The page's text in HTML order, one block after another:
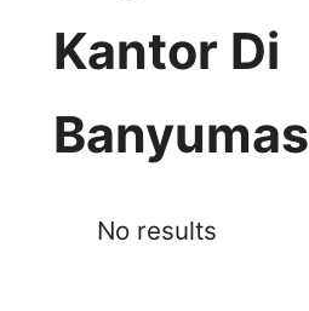
Kantor Di
Banyumas
No results